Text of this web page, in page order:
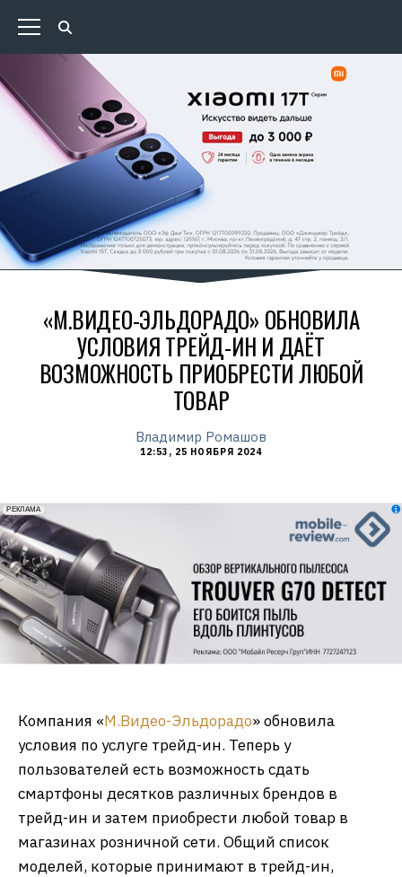
«М.ВИДЕО-ЭЛЬДОРАДО» ОБНОВИЛА
УСЛОВИЯ ТРЕЙД-ИН И ДАЁТ
ВОЗМОЖНОСТЬ ПРИОБРЕСТИ ЛЮБОЙ
ТОВАР
Владимир Ромашов
12:53, 25 НОЯБРЯ 2024
erid: 2VfnxxmNzs5
РЕКЛАМА
Компания «М.Видео-Эльдорадо» обновила
условия по услуге трейд-ин. Теперь у
пользователей есть возможность сдать
смартфоны десятков различных брендов в
трейд-ин и затем приобрести любой товар в
магазинах розничной сети. Общий список
моделей, которые принимают в трейд-ин,